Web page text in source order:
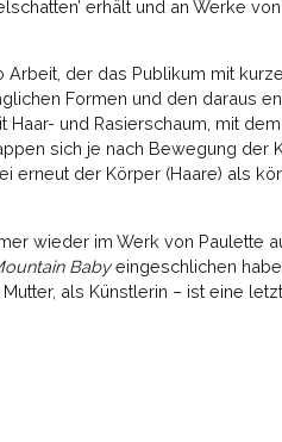
erhält und an Werke
Arbeit, der das Publikum mit
Formen und den daraus
Haar- und Rasierschaum, mit
sich je nach Bewegung der
erneut der Körper (Haare) als
wieder im Werk von Paulette
Babyeingeschlichen
als Künstlerin – ist eine